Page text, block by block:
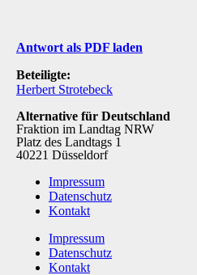
Antwort als PDF laden
Beteiligte:
Herbert Strotebeck
Alternative für Deutschland
Fraktion im Landtag NRW
Platz des Landtags 1
40221 Düsseldorf
Impressum
Datenschutz
Kontakt
Impressum
Datenschutz
Kontakt